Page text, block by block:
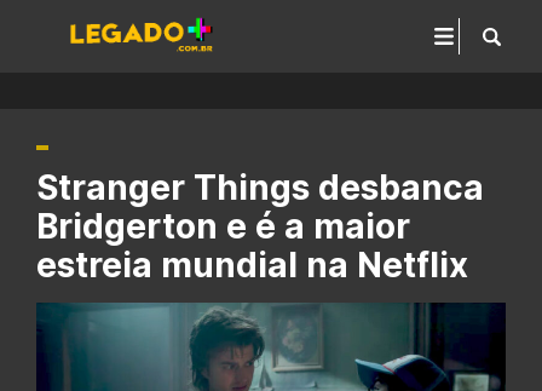
Stranger Things desbanca
Bridgerton e é a maior
estreia mundial na Netflix